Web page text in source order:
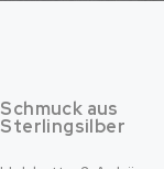
Schmuck aus
Sterlingsilber